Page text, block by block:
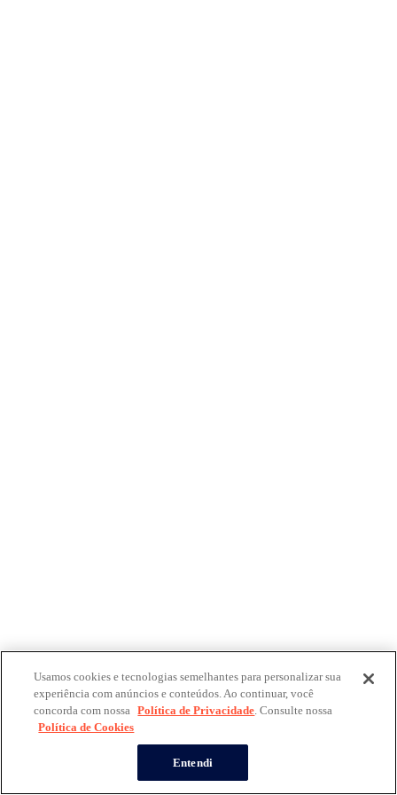
Usamos cookies e tecnologias semelhantes para personalizar sua
experiência com anúncios e conteúdos. Ao continuar, você
concorda com nossa Política de Privacidade. Consulte nossa
Política de Cookies
Entendi